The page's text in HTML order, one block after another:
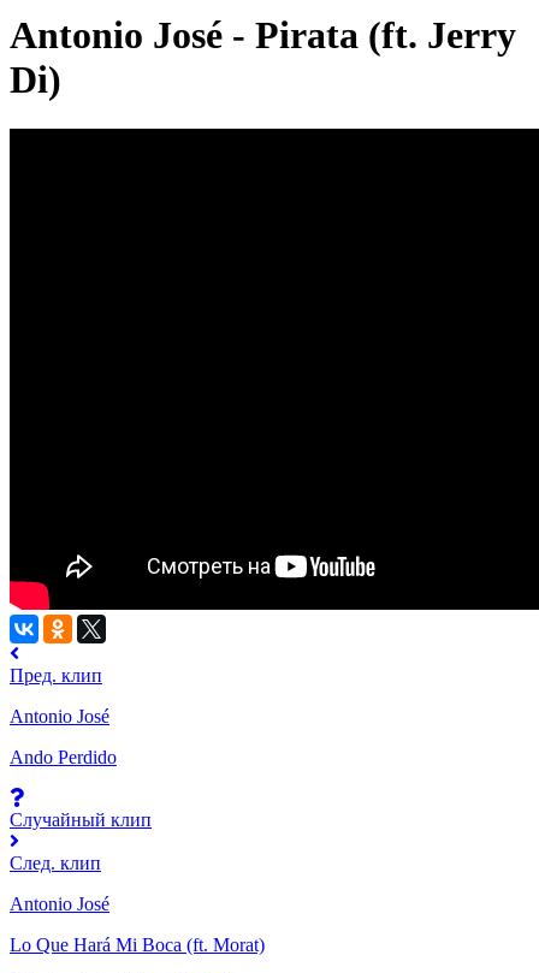
Antonio José - Pirata (ft. Jerry
Di)
Пред. клип
Antonio José
Ando Perdido
Случайный клип
След. клип
Antonio José
Lo Que Hará Mi Boca (ft. Morat)